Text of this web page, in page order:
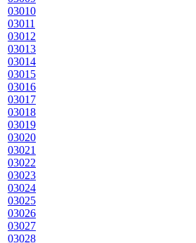
03010
03011
03012
03013
03014
03015
03016
03017
03018
03019
03020
03021
03022
03023
03024
03025
03026
03027
03028